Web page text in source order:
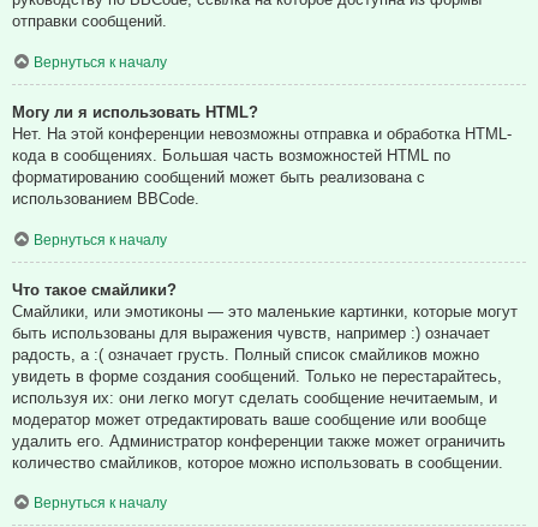
отправки сообщений.
Вернуться к началу
Могу ли я использовать HTML?
Нет. На этой конференции невозможны отправка и обработка HTML-
кода в сообщениях. Большая часть возможностей HTML по
форматированию сообщений может быть реализована с
использованием BBCode.
Вернуться к началу
Что такое смайлики?
Смайлики, или эмотиконы — это маленькие картинки, которые могут
быть использованы для выражения чувств, например :) означает
радость, а :( означает грусть. Полный список смайликов можно
увидеть в форме создания сообщений. Только не перестарайтесь,
используя их: они легко могут сделать сообщение нечитаемым, и
модератор может отредактировать ваше сообщение или вообще
удалить его. Администратор конференции также может ограничить
количество смайликов, которое можно использовать в сообщении.
Вернуться к началу